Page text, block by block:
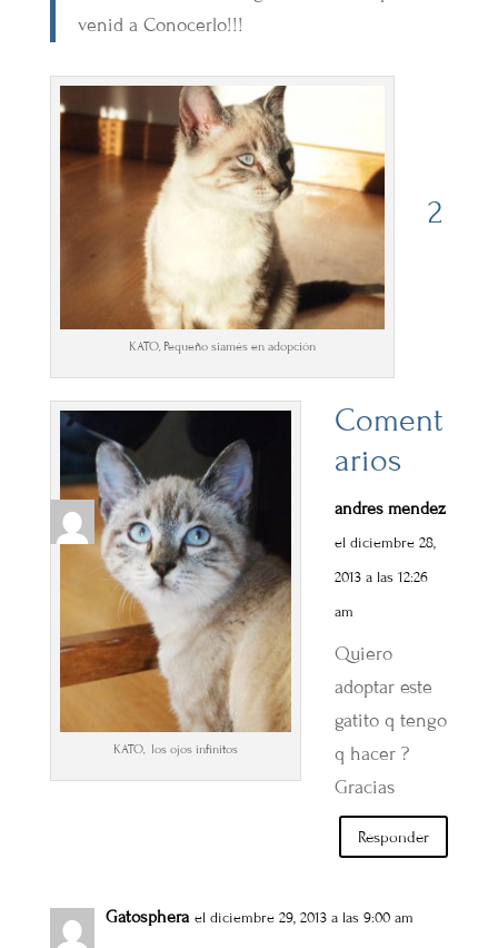
venid a Conocerlo!!!
KATO, Pequeño siamés en adopción
KATO, los ojos infinitos
2
Coment
arios
andres mendez
el diciembre 28,
2013 a las 12:26
am
Quiero
adoptar este
gatito q tengo
q hacer ?
Gracias
Responder
Gatosphera el diciembre 29, 2013 a las 9:00 am